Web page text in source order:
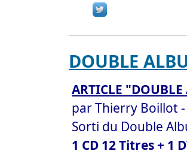
DOUBLE
ARTICLE
par Thierry Boillot
Sorti du Double
1 CD 12 Titres + 1